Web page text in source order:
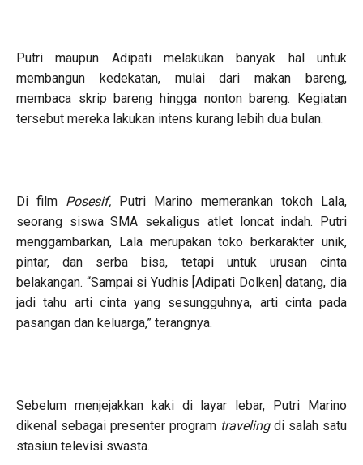
Putri maupun Adipati melakukan banyak hal untuk
membangun kedekatan, mulai dari makan bareng,
membaca skrip bareng hingga nonton bareng. Kegiatan
tersebut mereka lakukan intens kurang lebih dua bulan.
Di film Posesif,
Putri Marino memerankan tokoh Lala,
seorang siswa SMA sekaligus atlet loncat indah. Putri
menggambarkan, Lala merupakan toko berkarakter unik,
pintar, dan serba bisa, tetapi untuk urusan cinta
belakangan. “Sampai si Yudhis [Adipati Dolken] datang, dia
jadi tahu arti cinta yang sesungguhnya, arti cinta pada
pasangan dan keluarga,” terangnya.
Sebelum menjejakkan kaki di layar lebar, Putri Marino
dikenal sebagai presenter program traveling di salah satu
stasiun televisi swasta.